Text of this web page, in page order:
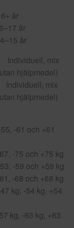
år
år
år
mix
hjälpmedel)
Individuell, mix
hjälpmedel)
och +61
och +75 kg
och +59 kg
och +68 kg
-54 kg, +54
kg, -63 kg, +63